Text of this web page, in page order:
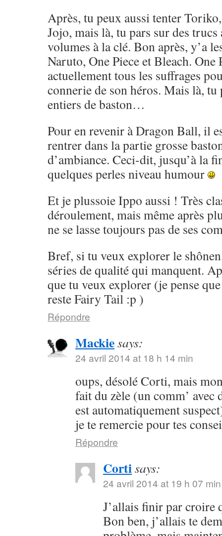
Après, tu peux aussi tenter
Jojo, mais là, tu pars sur des trucs
volumes à la clé. Bon après, y’a
Naruto, One Piece et Bleach. One
actuellement tous les suffrages
connerie de son héros. Mais là,
entiers de baston…
Pour en revenir à Dragon Ball, il
rentrer dans la partie grosse
d’ambiance. Ceci-dit, jusqu’à la
quelques perles niveau humour
Et je plussoie Ippo aussi ! Très
déroulement, mais même après
ne se lasse toujours pas de ses
Bref, si tu veux explorer le
séries de qualité qui manquent.
que tu veux explorer (je pense
reste Fairy Tail :p )
Répondre
Mackiesays:
24 avril 2014 at 18 h 14 min
oups, désolé Corti, mais
fait du zèle (un comm’ avec
est automatiquement
je te remercie pour tes
Répondre
Cortisays:
24 avril 2014 at 19 h 07 min
J’allais finir par croire
Bon ben, j’allais te